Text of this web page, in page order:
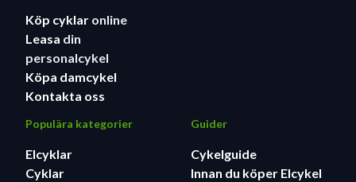
Mikrokanaler och stora ventiler baktill för ökad
ventilation.
Frontdesign inspirerad av S-Works Evade 3 för
ökad aerodynamik.
Skal helt i polykarbonat ger ökad tålighet och en
ytbehandling i toppklass.
increased durability and premium finish
Köp cyklar online
Leasa din
personalcykel
Köpa damcykel
Kontakta oss
Populära kategorier
Elcyklar
Cyklar
Guider
Cykelguide
Innan du köper Elcykel